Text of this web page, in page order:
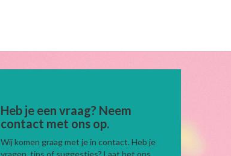
Heb je een vraag? Neem
contact met ons op.
Wij komen graag met je in contact. Heb je